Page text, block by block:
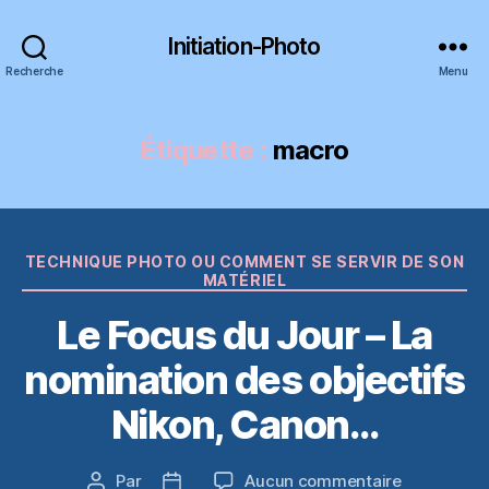
Recherche
Initiation-Photo
Menu
Étiquette : macro
Catégories
TECHNIQUE PHOTO OU COMMENT SE SERVIR DE SON
MATÉRIEL
Le Focus du Jour – La
nomination des objectifs
Nikon, Canon…
Auteur
Par
Date
Aucun commentairesur